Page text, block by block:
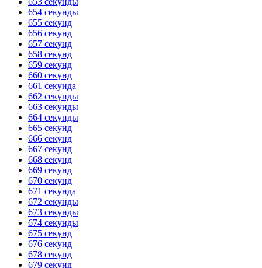
654 секунды
655 секунд
656 секунд
657 секунд
658 секунд
659 секунд
660 секунд
661 секунда
662 секунды
663 секунды
664 секунды
665 секунд
666 секунд
667 секунд
668 секунд
669 секунд
670 секунд
671 секунда
672 секунды
673 секунды
674 секунды
675 секунд
676 секунд
678 секунд
679 секунд